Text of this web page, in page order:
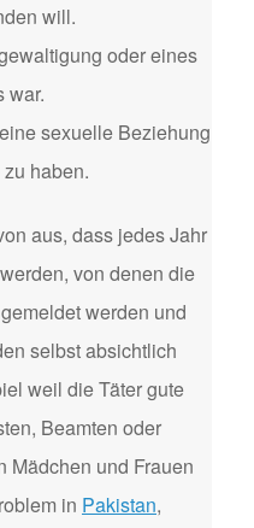
will.
oder eines
war.
sexuelle Beziehung
haben.
aus, dass jedes Jahr
von denen die
werden und
selbst absichtlich
weil die Täter gute
Beamten oder
Mädchen und Frauen
in Pakistan,